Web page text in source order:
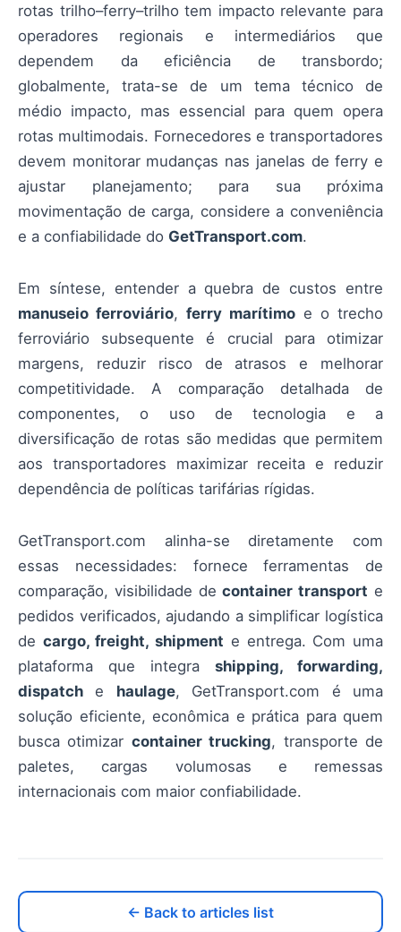
rotas trilho–ferry–trilho tem impacto relevante para
operadores regionais e intermediários que
dependem da eficiência de transbordo;
globalmente, trata-se de um tema técnico de
médio impacto, mas essencial para quem opera
rotas multimodais. Fornecedores e transportadores
devem monitorar mudanças nas janelas de ferry e
ajustar planejamento; para sua próxima
movimentação de carga, considere a conveniência
e a confiabilidade do GetTransport.com.
Em síntese, entender a quebra de custos entre
manuseio ferroviário, ferry marítimo e o trecho
ferroviário subsequente é crucial para otimizar
margens, reduzir risco de atrasos e melhorar
competitividade. A comparação detalhada de
componentes, o uso de tecnologia e a
diversificação de rotas são medidas que permitem
aos transportadores maximizar receita e reduzir
dependência de políticas tarifárias rígidas.
GetTransport.com alinha-se diretamente com
essas necessidades: fornece ferramentas de
comparação, visibilidade decontainer transport e
pedidos verificados, ajudando a simplificar logística
de cargo, freight, shipment e entrega. Com uma
plataforma que integra shipping, forwarding,
dispatch e haulage, GetTransport.com é uma
solução eficiente, econômica e prática para quem
busca otimizar container trucking, transporte de
paletes, cargas volumosas e remessas
internacionais com maior confiabilidade.
← Back to articles list